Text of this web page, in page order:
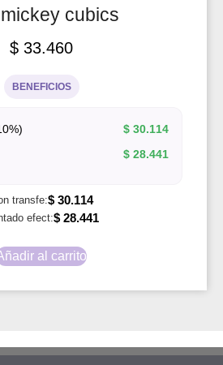
cubics
$ 33.460
BENEFICIOS
$ 30.114
$ 28.441
transfe:$30.114
efect:$28.441
al carrito